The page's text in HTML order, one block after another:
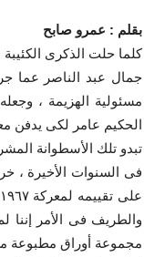
بقلم : عمرو صابح
كلما حلت الذكرى الكئيبة لهزيمة ٥ يونيو ١٩٦٧، يخرج علينا فلاسفة
جمال عبد الناصر عما
مسئولية الهزيمة ،
الحكيم عامر لكى يدفن
تبدو تلك الأسطوانة
فى السنوات الأخيرة ،
والطريف فى الأمر إننا
مجموعة أوراق مطبوعة